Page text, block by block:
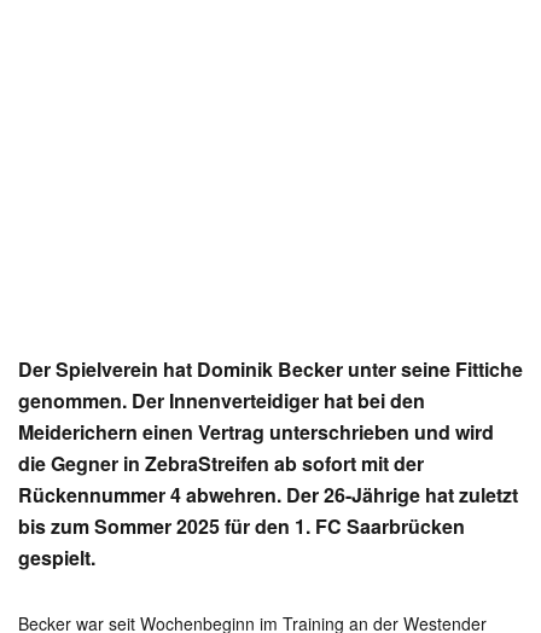
Der Spielverein hat Dominik Becker unter seine Fittiche
genommen. Der Innenverteidiger hat bei den
Meiderichern einen Vertrag unterschrieben und wird
die Gegner in ZebraStreifen ab sofort mit der
Rückennummer 4 abwehren. Der 26-Jährige hat zuletzt
bis zum Sommer 2025 für den 1. FC Saarbrücken
gespielt.
Becker war seit Wochenbeginn im Training an der Westender